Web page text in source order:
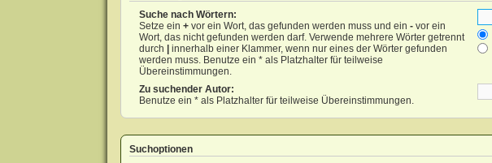
Suche nach Wörtern:
Setze ein +vor ein Wort, das gefunden werden muss und ein -vor ein
Wort, das nicht gefunden werden darf. Verwende mehrere Wörter getrennt
durch
innerhalb einer Klammer, wenn nur eines der Wörter gefunden
werden muss. Benutze ein * als Platzhalter für teilweise
Übereinstimmungen.
Zu suchender Autor:
Benutze ein * als Platzhalter für teilweise Übereinstimmungen.
Suchoptionen